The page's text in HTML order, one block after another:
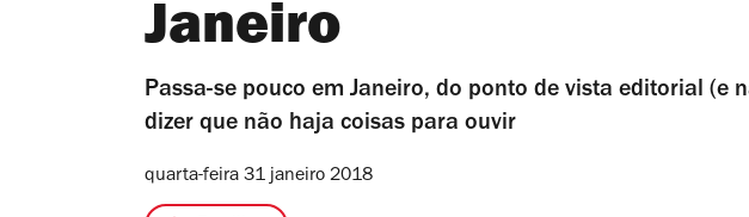
Janeiro
Passa-se pouco em Janeiro, do ponto de vista editorial (e
dizer que não haja coisas para ouvir
quarta-feira 31 janeiro 2018